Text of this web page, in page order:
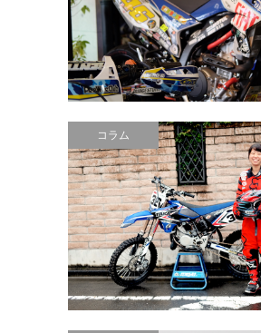
コラム